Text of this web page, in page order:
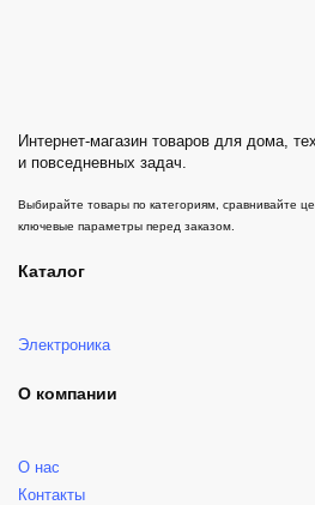
Интернет-магазин товаров для дома,
и повседневных задач.
Выбирайте товары по категориям, сравнивайте
ключевые параметры перед заказом.
Каталог
Электроника
О компании
О нас
Контакты